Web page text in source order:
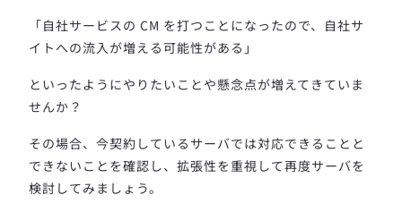
「自社サービスの CM を打つことになったので、自社サ
イトへの流入が増える可能性がある」
といったようにやりたいことや懸念点が増えてきていま
せんか？
その場合、今契約しているサーバでは対応できることと
できないことを確認し、拡張性を重視して再度サーバを
検討してみましょう。